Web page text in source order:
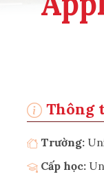
Thông
Trường:
Cấp học: